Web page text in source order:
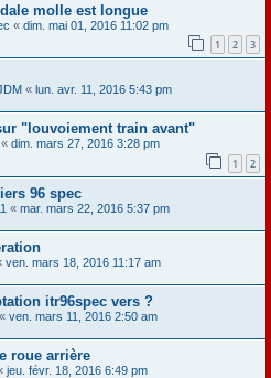
molle est longue
« dim. mai 01, 2016 11:02 pm
1 2 3
« lun. avr. 11, 2016 5:43 pm
"louvoiement train avant"
« dim. mars 27, 2016 3:28 pm
1 2
96 spec
« mar. mars 22, 2016 5:37 pm
ven. mars 18, 2016 11:17 am
itr96spec vers ?
« ven. mars 11, 2016 2:50 am
roue arrière
jeu. févr. 18, 2016 6:49 pm